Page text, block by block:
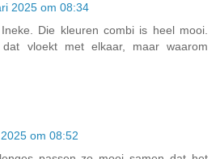
2025 om 08:34
Die kleuren combi is heel mooi.
vloekt met elkaar, maar waarom
om 08:52